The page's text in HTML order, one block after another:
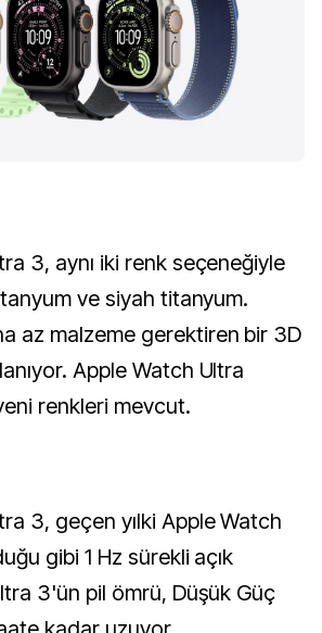
3, aynı iki renk seçeneğiyle
ve siyah titanyum.
az malzeme gerektiren bir 3D
Apple Watch Ultra
renkleri mevcut.
3, geçen yılki Apple Watch
gibi 1 Hz sürekli açık
3'ün pil ömrü, Düşük Güç